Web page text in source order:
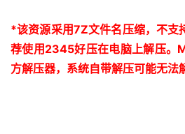
*该资源采用7Z文件名压缩，不支
荐使用2345好压在电脑上解压。
方解压器，系统自带解压可能无法